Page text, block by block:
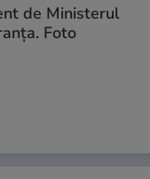
de Ministerul
Foto